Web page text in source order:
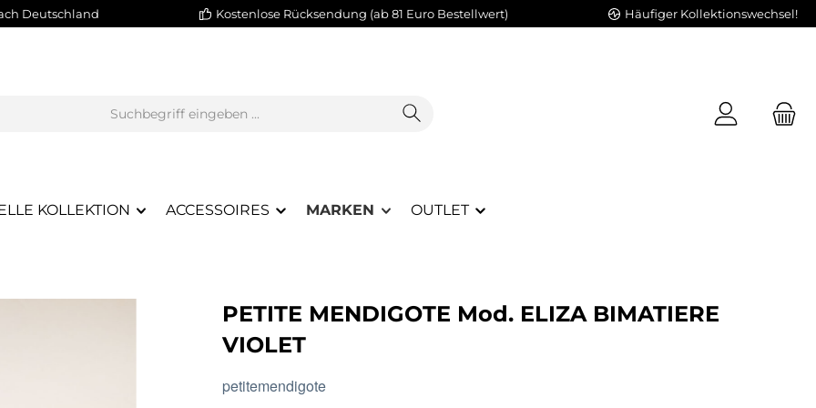
Deutschland Kostenlose Rücksendung (ab 81 Euro Bestellwert) Häufiger Kollektionswechsel!
KOLLEKTION ACCESSOIRES MARKEN OUTLET
PETITE MENDIGOTE Mod. ELIZA BIMATIERE
VIOLET
petitemendigote